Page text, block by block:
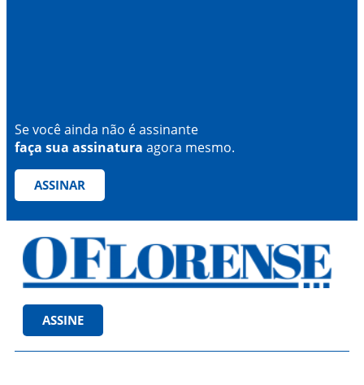
Se você ainda não é assinante
faça sua assinatura agora mesmo.
ASSINAR
ASSINE